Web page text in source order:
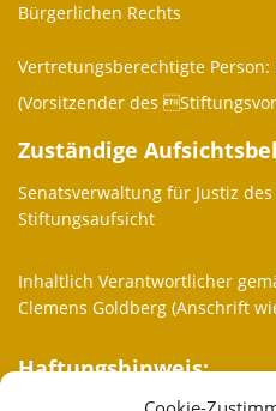
Bürgerlichen Rechts
Vertretungsberechtigte Person:
(Vorsitzender des
Zuständige
Senatsverwaltung für Justiz
Stiftungsaufsicht
Inhaltlich Verantwortlicher
Clemens Goldberg (Anschrift
Haftungshinweis: